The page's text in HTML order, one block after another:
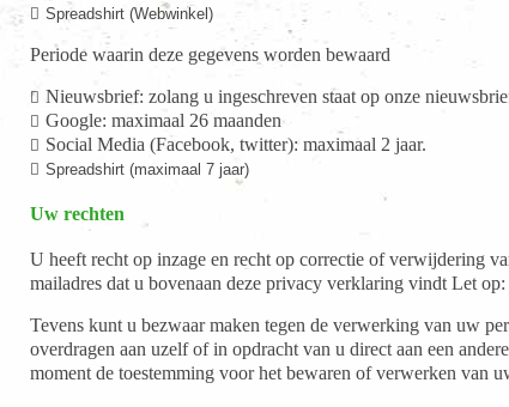
Spreadshirt (Webwinkel)
Periode waarin deze gegevens worden bewaard
Nieuwsbrief: zolang u ingeschreven staat op onze
Google: maximaal 26 maanden
Social Media (Facebook, twitter): maximaal 2 jaar.
Spreadshirt (maximaal 7 jaar)
Uw rechten
U heeft recht op inzage en recht op correctie of verwijdering
mailadres dat u bovenaan deze privacy verklaring vindt Let
Tevens kunt u bezwaar maken tegen de verwerking van uw
overdragen aan uzelf of in opdracht van u direct aan een
moment de toestemming voor het bewaren of verwerken van